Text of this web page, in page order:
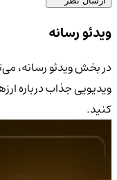
4.9/5
ویدئو رسانه
در بخش ویدئو رسانه،
ویدیویی جذاب درباره
کنید.